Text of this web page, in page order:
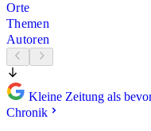
Orte
Themen
Autoren
Kleine Zeitung als
Chronik